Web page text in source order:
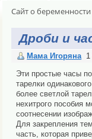
Сайт о беременности
Дроби и
Мама Игоряна
Эти простые часы
тарелки
более светлой
нехитрого пособия
соотнесении
Для закрепления
часть, которая